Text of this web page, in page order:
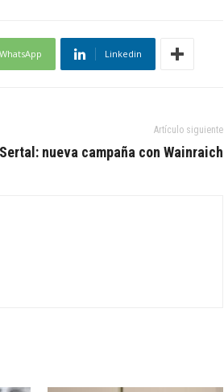
WhatsApp Linkedin
Artículo siguiente
Sertal: nueva campaña con Wainraich